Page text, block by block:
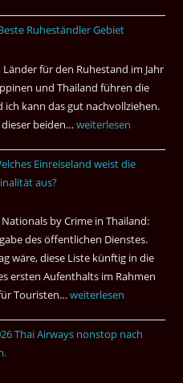
fragt
Ruheständler Gebiet
Länder für den Ruhestand im Jahr
und Thailand führen die
ich kann das gut nachvollziehen.
dieser beiden…Asien
das
Gebiet
weiterlesen
Einreiseland weist die
aus?
by Crime in Thailand:
des öffentlichen Dienstes.
wäre, diese Liste künftig in die
ersten Aufenthalts im Rahmen
für Touristen…Tourismus:
Einreiseland
weiterlesen
Thai Airways nonstop nach